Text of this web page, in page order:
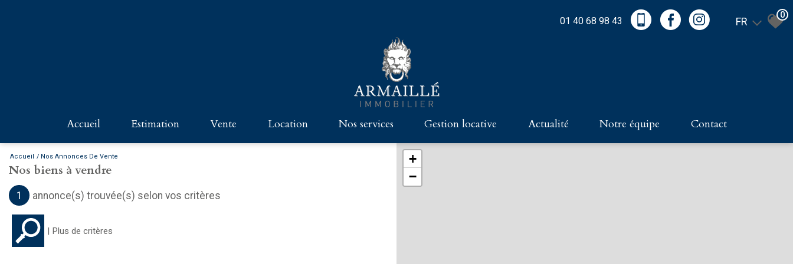
01 40 68 98 43 FR
0
accueil estimation vente
PROPRIÉTÉS - MAISONS - CHÂTEAUX
location
COMMERCES ET BUREAUX
nos services
VENDRE AVEC ARMAILLÉ
gestion locative actualité notre équipe contact
Accueil Nos Annonces De Vente
Nos biens à vendre
1 annonce(s) trouvée(s) selon vos critères
Plus de critères
+
−